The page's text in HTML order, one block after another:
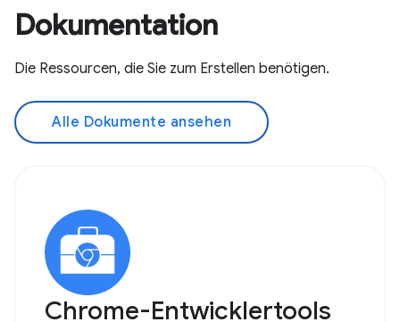
Dokumentation
Die Ressourcen, die Sie zum Erstellen benötigen.
Alle Dokumente ansehen
Chrome-Entwicklertools